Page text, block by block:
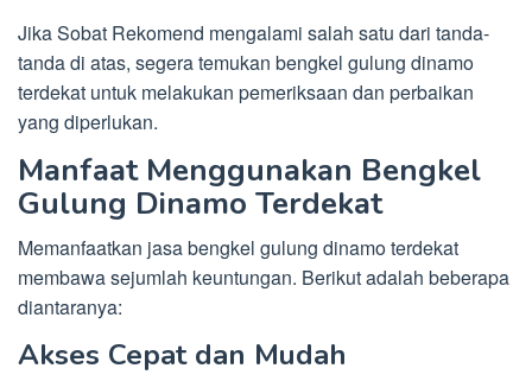
Jika Sobat Rekomend mengalami salah satu dari tanda-
tanda di atas, segera temukan bengkel gulung dinamo
terdekat untuk melakukan pemeriksaan dan perbaikan
yang diperlukan.
Manfaat Menggunakan Bengkel
Gulung Dinamo Terdekat
Memanfaatkan jasa bengkel gulung dinamo terdekat
membawa sejumlah keuntungan. Berikut adalah beberapa
diantaranya:
Akses Cepat dan Mudah